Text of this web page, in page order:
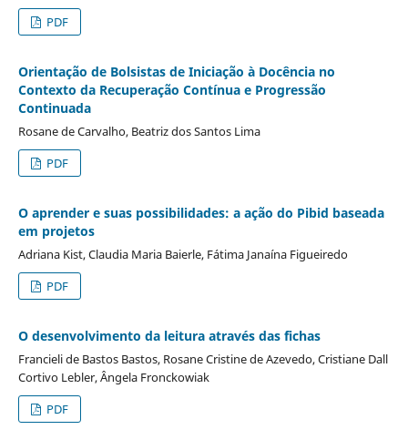
PDF
Orientação de Bolsistas de Iniciação à Docência no
Contexto da Recuperação Contínua e Progressão
Continuada
Rosane de Carvalho, Beatriz dos Santos Lima
PDF
O aprender e suas possibilidades: a ação do Pibid baseada
em projetos
Adriana Kist, Claudia Maria Baierle, Fátima Janaína Figueiredo
PDF
O desenvolvimento da leitura através das fichas
Francieli de Bastos Bastos, Rosane Cristine de Azevedo, Cristiane Dall
Cortivo Lebler, Ângela Fronckowiak
PDF